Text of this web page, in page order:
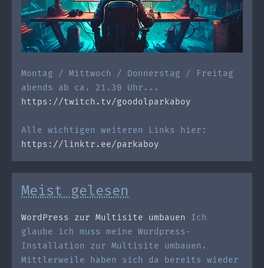
Montag / Mittwoch / Donnerstag / Freitag
abends ab ca. 21.30 Uhr...
https://twitch.tv/goodolparkaboy
Alle wichtigen weiteren Links hier:
https://linktr.ee/parkaboy
Meist gelesen
WordPress zur Multisite umbauen
Ich
glaube ich muss meine Wordpress-
Installation zur Multisite umbauen.
Mittlerweile haben sich da bereits wieder